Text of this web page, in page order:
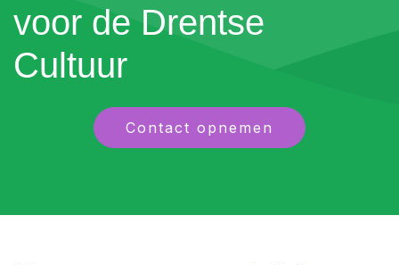
voor de Drentse
Cultuur
Contact opnemen